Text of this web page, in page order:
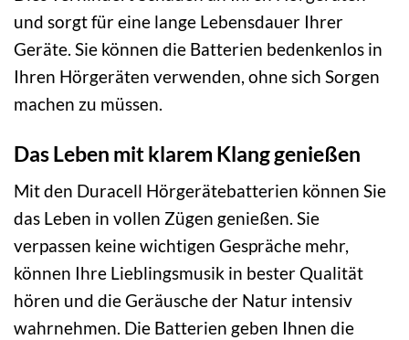
und sorgt für eine lange Lebensdauer Ihrer
Geräte. Sie können die Batterien bedenkenlos in
Ihren Hörgeräten verwenden, ohne sich Sorgen
machen zu müssen.
Das Leben mit klarem Klang genießen
Mit den Duracell Hörgerätebatterien können Sie
das Leben in vollen Zügen genießen. Sie
verpassen keine wichtigen Gespräche mehr,
können Ihre Lieblingsmusik in bester Qualität
hören und die Geräusche der Natur intensiv
wahrnehmen. Die Batterien geben Ihnen die